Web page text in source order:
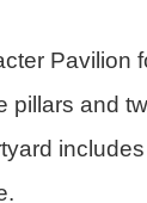
Pavilion
pillars and